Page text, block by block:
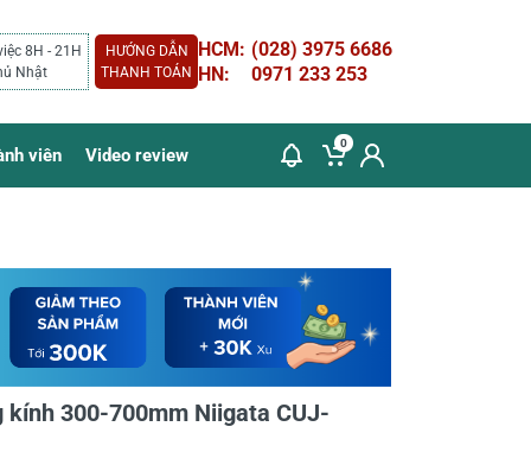
8H - 21H
Nhật
HƯỚNG DẪN
THANH TOÁN
HCM: (028) 3975 6686
HN:
0971 233 253
viên Video review
0
300-700mm Niigata CUJ-